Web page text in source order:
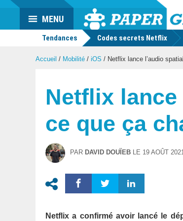
Actu
geek
MENU
Tendances Codes secrets Netflix
Accueil / Mobilité / iOS / Netflix lance l’audio
Netflix
ce que ça
PAR DAVID DOUÏEB LE 19 AOÛT
Netflix a confirmé avoir lancé le